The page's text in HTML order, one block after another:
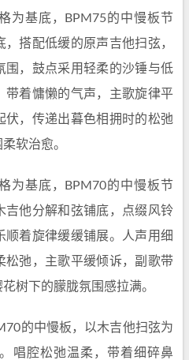
为基底，BPM75的中慢板节
搭配低缓的原声吉他扫弦，
围，鼓点采用轻柔的沙锤与低
带着慵懒的气声，主歌旋律平
伏，传递出暮色相拥时的松弛
软治愈。
为基底，BPM70的中慢板节
吉他分解和弦铺底，点缀风铃
着旋律缓缓铺展。人声用细
松弛，主歌平缓倾诉，副歌带
树下的朦胧氛围感拉满。
的中慢板，以木吉他扫弦为
唱腔松弛温柔，带着细碎鼻